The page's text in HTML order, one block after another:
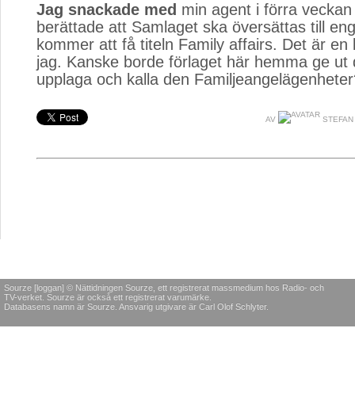
Jag snackade med min agent i förra
berättade att Samlaget ska översättas till
kommer att få titeln Family affairs. Det är en
jag. Kanske borde förlaget här hemma ge ut
upplaga och kalla den
AV
Sourze [loggan] © Nättidningen Sourze, ett registrerat massmedium hos Radio- och
TV-verket. Sourze är också ett registrerat varumärke.
Databasens namn är Sourze. Ansvarig utgivare är Carl Olof Schlyter.